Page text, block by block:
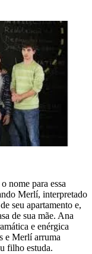
nome para essa
Merlí, interpretado
seu apartamento e,
de sua mãe. Ana
e enérgica
e Merlí arruma
filho estuda.